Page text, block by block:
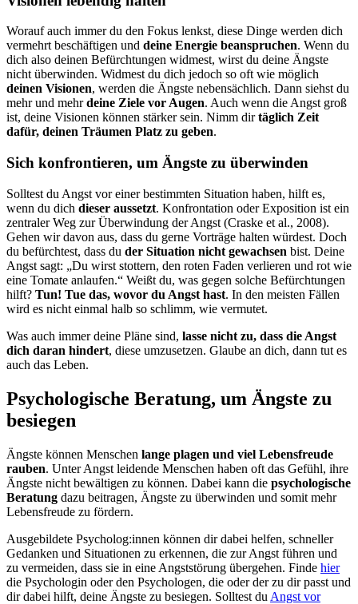
Worauf auch immer du den Fokus lenkst, diese Dinge werden dich
vermehrt beschäftigen und deine Energie beanspruchen. Wenn du
dich also deinen Befürchtungen widmest, wirst du deine Ängste
nicht überwinden. Widmest du dich jedoch so oft wie möglich
deinen Visionen, werden die Ängste nebensächlich. Dann siehst du
mehr und mehrdeine Ziele vor Augen. Auch wenn die Angst groß
ist, deine Visionen können stärker sein. Nimm dirtäglich Zeit
dafür, deinen Träumen Platz zu geben.
Sich konfrontieren, um Ängste zu überwinden
Solltest du Angst vor einer bestimmten Situation haben, hilft es,
wenn du dich dieser aussetzt. Konfrontation oder Exposition ist ein
zentraler Weg zur Überwindung der Angst (Craske et al., 2008).
Gehen wir davon aus, dass du gerne Vorträge halten würdest. Doch
du befürchtest, dass du der Situation nicht gewachsen bist. Deine
Angst sagt: „Du wirst stottern, den roten Faden verlieren und rot wie
eine Tomate anlaufen.“ Weißt du, was gegen solche Befürchtungen
hilft? Tun! Tue das, wovor du Angst hast. In den meisten Fällen
wird es nicht einmal halb so schlimm, wie vermutet.
Was auch immer deine Pläne sind, lasse nicht zu, dass die Angst
dich daran hindert, diese umzusetzen. Glaube an dich, dann tut es
auch das Leben.
Psychologische Beratung, um Ängste zu
besiegen
Ängste können Menschen lange plagen und viel Lebensfreude
rauben. Unter Angst leidende Menschen haben oft das Gefühl, ihre
Ängste nicht bewältigen zu können. Dabei kann die psychologische
Beratung dazu beitragen, Ängste zu überwinden und somit mehr
Lebensfreude zu fördern.
Ausgebildete Psycholog:innen können dir dabei helfen, schneller
Gedanken und Situationen zu erkennen, die zur Angst führen und
zu vermeiden, dass sie in eine Angststörung übergehen. Finde hier
die Psychologin oder den Psychologen, die oder der zu dir passt und
dir dabei hilft, deine Ängste zu besiegen. Solltest du Angst vor